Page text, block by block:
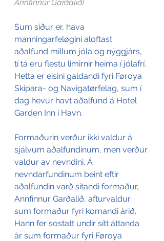
Annfinnur Garðalíð)
Sum siður er, hava
manningarfeløgini aloftast
aðalfund millum jóla og nýggjárs,
tí tá eru flestu limirnir heima í jólafrí.
Hetta er eisini galdandi fyri Føroya
Skipara- og Navigatørfelag, sum í
dag hevur havt aðalfund á Hotel
Garden Inn í Havn.
Formaðurin verður ikki valdur á
sjálvum aðalfundinum, men verður
valdur av nevndini. Á
nevndarfundinum beint eftir
aðalfundin varð sitandi formaður,
Annfinnur Garðalíð, afturvaldur
sum formaður fyri komandi árið.
Hann fer sostatt undir sítt áttanda
ár sum formaður fyri Føroya